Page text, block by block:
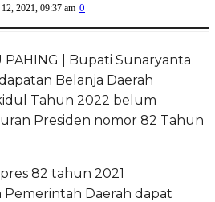
2021, 09:37 am 0
PAHING | Bupati Sunaryanta
Belanja Daerah
Tahun 2022 belum
Presiden nomor 82 Tahun
82 tahun 2021
Daerah dapat